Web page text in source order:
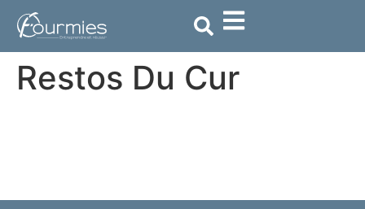
principal
Restos Du Cur